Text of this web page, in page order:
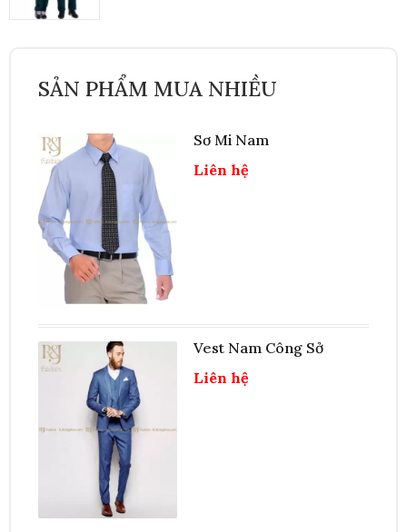
SẢN PHẨM MUA NHIỀU
Sơ Mi Nam
Liên hệ
Vest Nam Công Sở
Liên hệ